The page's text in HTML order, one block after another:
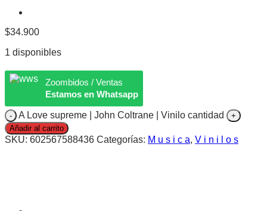
$34.900
1 disponibles
Zoombidos / Ventas
Estamos en Whatsapp
A Love supreme | John Coltrane | Vinilo cantidad
Añadir al carrito
SKU: 602567588436 Categorías: M u s i c a, V i n i l o s